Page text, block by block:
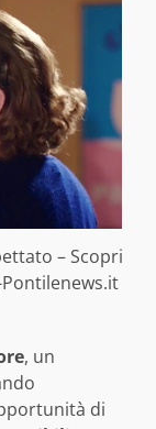
– Scopri
, un
di